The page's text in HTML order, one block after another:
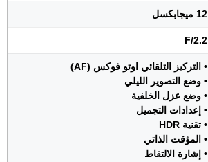
12 ميجابكسل
F/2.2
• التركيز التلقائي اوتو فوكس (AF)
• وضع التصوير الليلي
• وضع عزل الخلفية
• إعدادات التجميل
• تقنية HDR
• المؤقت الذاتي
• إشارة الالتقاط